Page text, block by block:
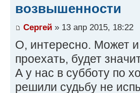
возвышенности
Сергей » 13 апр 2015, 18:22
О, интересно. Может
проехать, будет
А у нас в субботу по
решили судьбу не